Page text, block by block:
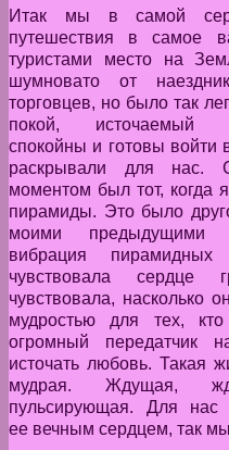
Итак мы в самой
путешествия в самое
туристами место на
шумновато от
торговцев, но было так
покой,
спокойны и готовы войти
раскрывали для
моментом был тот, когда
пирамиды. Это было
моими
вибрация
чувствовала сердце
чувствовала, насколько
мудростью для тех,
огромный передатчик
источать любовь. Такая
мудрая. Ждущая,
пульсирующая. Для нас
ее вечным сердцем, так